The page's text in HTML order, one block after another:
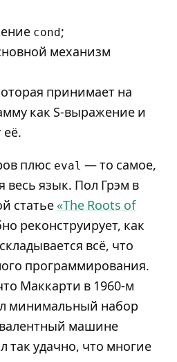
cond;
механизм
принимает на
как S-выражение и
её.
плюс eval — то самое,
весь язык. Пол Грэм в
статье«The Roots of
реконструирует, как
всё, что
программирования.
Маккарти в 1960-м
минимальный набор
машине
так удачно, что многие